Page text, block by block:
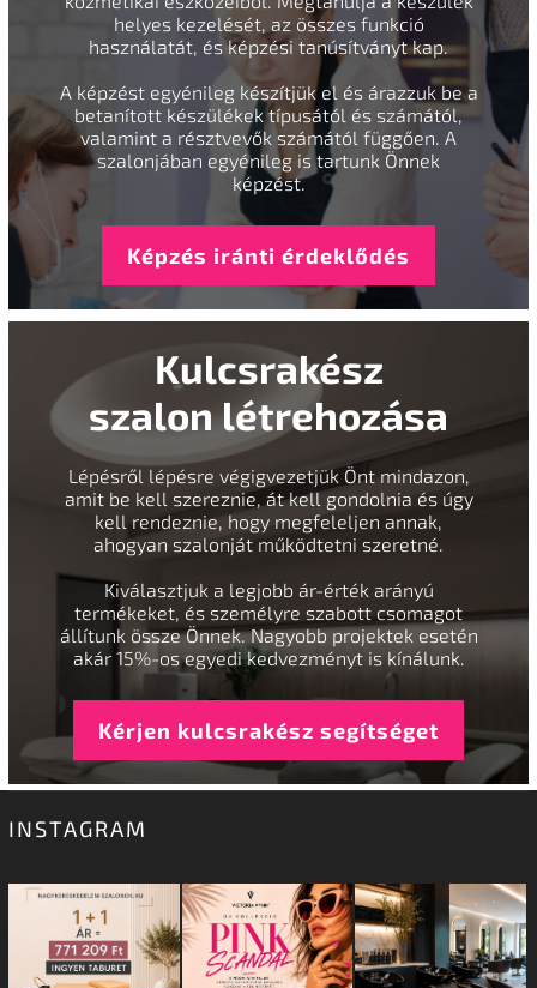
helyes kezelését, az összes funkció
használatát, és képzési tanúsítványt kap.
A képzést egyénileg készítjük el és árazzuk be a
betanított készülékek típusától és számától,
valamint a résztvevők számától függően. A
szalonjában egyénileg is tartunk Önnek
képzést.
Képzés iránti érdeklődés
Kulcsrakész
szalon létrehozása
Lépésről lépésre végigvezetjük Önt mindazon,
amit be kell szereznie, át kell gondolnia és úgy
kell rendeznie, hogy megfeleljen annak,
ahogyan szalonját működtetni szeretné.
Kiválasztjuk a legjobb ár-érték arányú
termékeket, és személyre szabott csomagot
állítunk össze Önnek. Nagyobb projektek esetén
akár 15%-os egyedi kedvezményt is kínálunk.
Kérjen kulcsrakész segítséget
INSTAGRAM